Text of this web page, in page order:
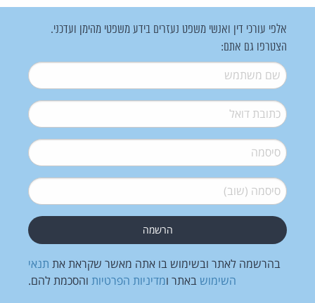
אלפי עורכי דין ואנשי משפט נעזרים בידע משפטי מהימן ועדכני.
הצטרפו גם אתם:
שם משתמש*
דואל*
סיסמה*
סיסמה (שוב)*
בהרשמה לאתר ובשימוש בו אתה מאשר שקראת את תנאי
השימוש באתר ומדיניות הפרטיות והסכמת להם.